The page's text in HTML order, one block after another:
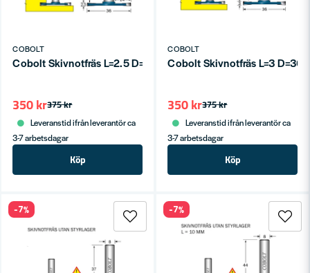
COBOLT
Cobolt Skivnotfräs L=2.5 D=36 S=8
375 kr
350 kr
Leveranstid ifrån leverantör ca
3-7 arbetsdagar
Köp
COBOLT
Cobolt Skivnotfräs L=3 D=36
375 kr
350 kr
Leveranstid ifrån leverantör ca
3-7 arbetsdagar
Köp
-7% -7%